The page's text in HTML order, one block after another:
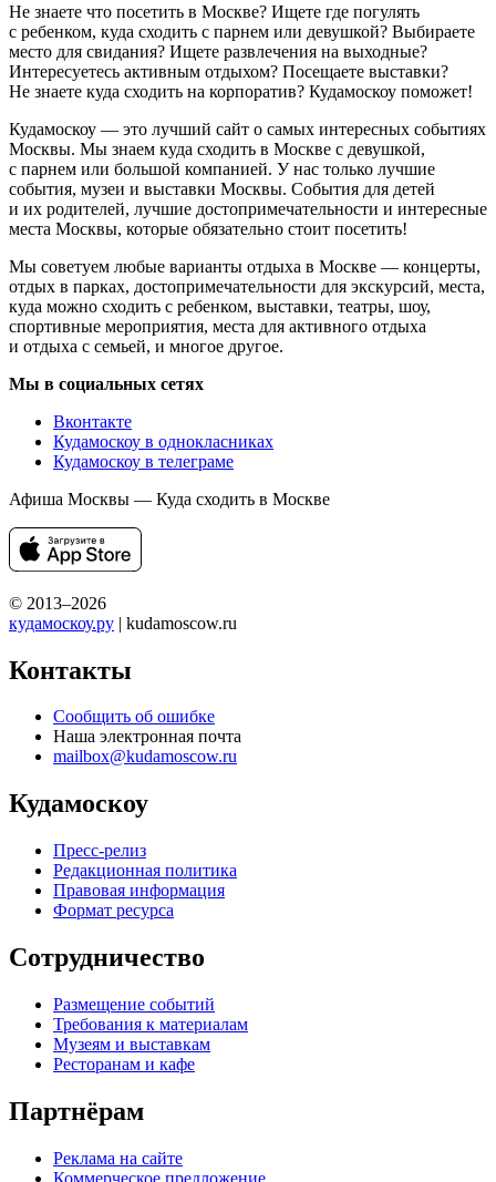
Не знаете что посетить в Москве? Ищете где погулять
с ребенком, куда сходить с парнем или девушкой? Выбираете
место для свидания? Ищете развлечения на выходные?
Интересуетесь активным отдыхом? Посещаете выставки?
Не знаете куда сходить на корпоратив? Кудамоскоу поможет!
Кудамоскоу — это лучший сайт о самых интересных событиях
Москвы. Мы знаем куда сходить в Москве с девушкой,
с парнем или большой компанией. У нас только лучшие
события, музеи и выставки Москвы. События для детей
и их родителей, лучшие достопримечательности и интересные
места Москвы, которые обязательно стоит посетить!
Мы советуем любые варианты отдыха в Москве — концерты,
отдых в парках, достопримечательности для экскурсий, места,
куда можно сходить с ребенком, выставки, театры, шоу,
спортивные мероприятия, места для активного отдыха
и отдыха с семьей, и многое другое.
Мы в социальных сетях
Вконтакте
Кудамоскоу в однокласниках
Кудамоскоу в телеграме
Афиша Москвы — Куда сходить в Москве
© 2013–2026
кудамоскоу.ру | kudamoscow.ru
Контакты
Сообщить об ошибке
Наша электронная почта
mailbox@kudamoscow.ru
Кудамоскоу
Пресс-релиз
Редакционная политика
Правовая информация
Формат ресурса
Сотрудничество
Размещение событий
Требования к материалам
Музеям и выставкам
Ресторанам и кафе
Партнёрам
Реклама на сайте
Коммерческое предложение